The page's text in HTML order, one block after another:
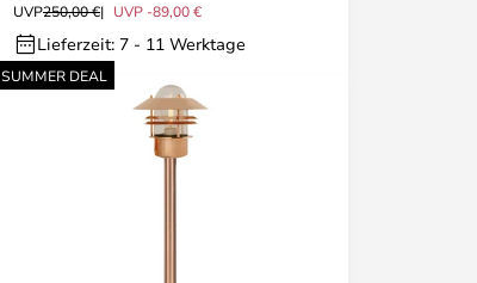
UVP250,00 € UVP -89,00 €
Lieferzeit: 7 - 11 Werktage
SUMMER DEAL